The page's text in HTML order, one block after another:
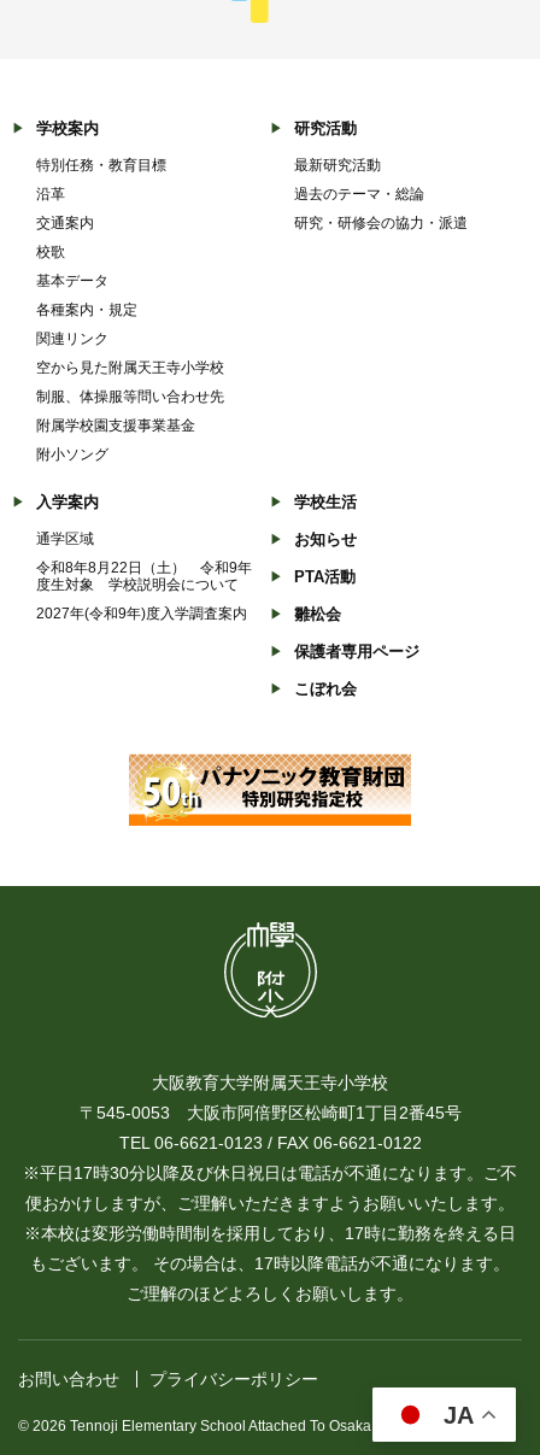
学校案内
特別任務・教育目標
沿革
交通案内
校歌
基本データ
各種案内・規定
関連リンク
空から見た附属天王寺小学校
制服、体操服等問い合わせ先
附属学校園支援事業基金
附小ソング
研究活動
最新研究活動
過去のテーマ・総論
研究・研修会の協力・派遣
入学案内
通学区域
令和8年8月22日（土） 令和9年
度生対象 学校説明会について
2027年(令和9年)度入学調査案内
学校生活
お知らせ
PTA活動
雛松会
保護者専用ページ
こぼれ会
大阪教育大学附属天王寺小学校
〒545-0053 大阪市阿倍野区松崎町1丁目2番45号
TEL 06-6621-0123 / FAX 06-6621-0122
※平日17時30分以降及び休日祝日は電話が不通になります。ご不
便おかけしますが、ご理解いただきますようお願いいたします。
※本校は変形労働時間制を採用しており、17時に勤務を終える日
もございます。 その場合は、17時以降電話が不通になります。
ご理解のほどよろしくお願いします。
お問い合わせ プライバシーポリシー
© 2026 Tennoji Elementary School Attached To Osaka Kyoiku University.
JA